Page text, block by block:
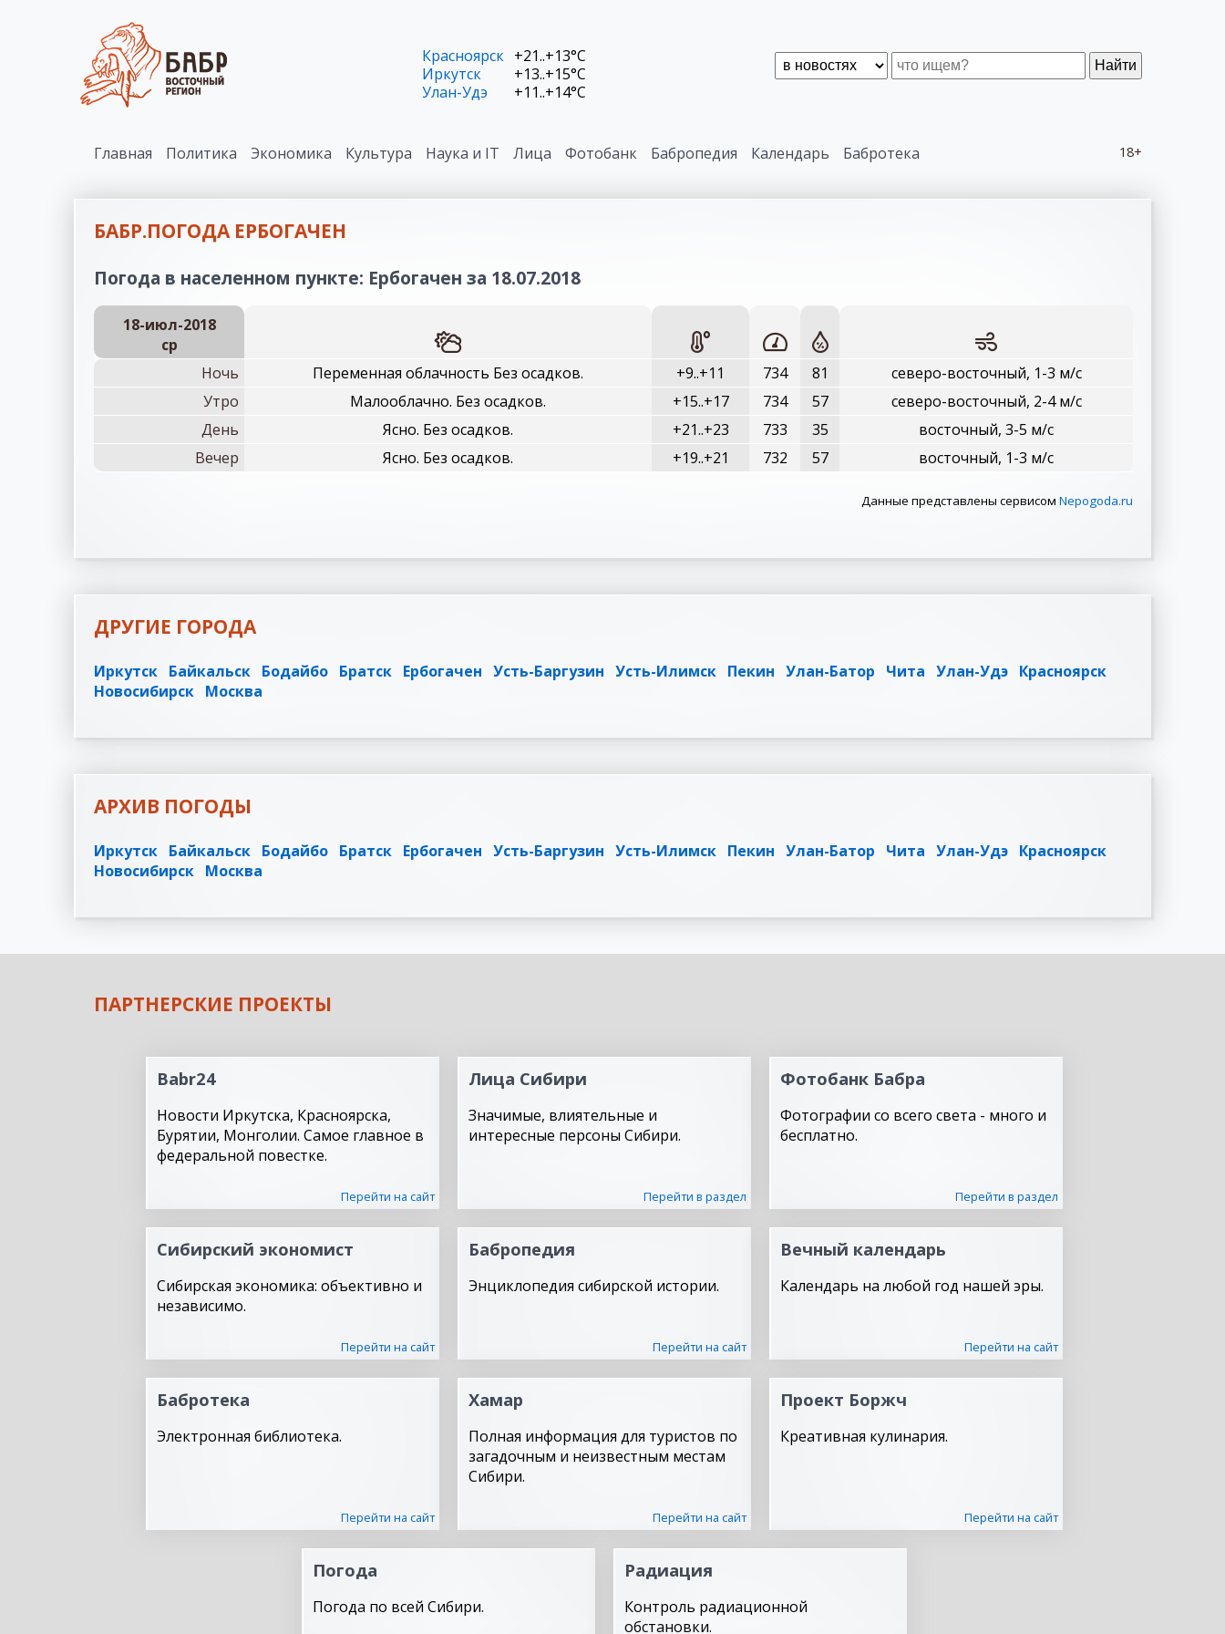
Найти
Красноярск +21..+13°C
Иркутск
+13..+15°C
Улан-Удэ
+11..+14°C
18+
Главная Политика Экономика Культура Наука и IT Лица Фотобанк Бабропедия Календарь Бабротека
БАБР.ПОГОДА ЕРБОГАЧЕН
Погода в населенном пункте: Ербогачен за 18.07.2018
18-июл-2018
ср
Ночь
Переменная облачность Без осадков. +9..+11 734 81
северо-восточный, 1-3 м/с
Утро
Малооблачно. Без осадков. +15..+17 734 57
северо-восточный, 2-4 м/с
День
Ясно. Без осадков. +21..+23 733 35
восточный, 3-5 м/с
Вечер
Ясно. Без осадков. +19..+21 732 57 восточный, 1-3 м/с
Данные представлены сервисом Nepogoda.ru
ДРУГИЕ ГОРОДА
Иркутск Байкальск Бодайбо Братск Ербогачен Усть-Баргузин Усть-Илимск Пекин Улан-Батор Чита Улан-Удэ Красноярск
Новосибирск Москва
АРХИВ ПОГОДЫ
Иркутск Байкальск Бодайбо Братск Ербогачен Усть-Баргузин Усть-Илимск Пекин Улан-Батор Чита Улан-Удэ Красноярск
Новосибирск Москва
ПАРТНЕРСКИЕ ПРОЕКТЫ
Babr24
Новости Иркутска, Красноярска,
Бурятии, Монголии. Самое главное в
федеральной повестке.
Перейти на сайт
Лица Сибири
Значимые, влиятельные и
интересные персоны Сибири.
Перейти в раздел
Фотобанк Бабра
Фотографии со всего света - много и
бесплатно.
Перейти в раздел
Сибирский экономист
Сибирская экономика: объективно и
независимо.
Перейти на сайт
Бабропедия
Энциклопедия сибирской истории.
Перейти на сайт
Вечный календарь
Календарь на любой год нашей эры.
Перейти на сайт
Бабротека
Электронная библиотека.
Перейти на сайт
Хамар
Полная информация для туристов по
загадочным и неизвестным местам
Сибири.
Перейти на сайт
Проект Боржч
Креативная кулинария.
Перейти на сайт
Погода
Погода по всей Сибири.
Радиация
Контроль радиационной
обстановки.